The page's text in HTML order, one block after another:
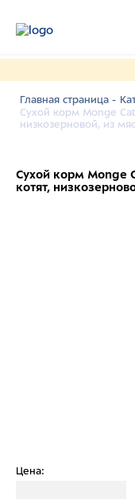
Главная страница -
Сухой корм Monge Cat
низкозерновой, из
Сухой корм Monge
котят,
Цена: